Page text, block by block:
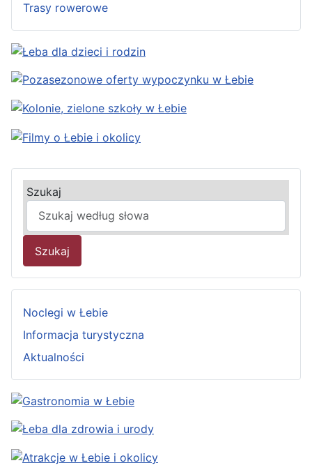
Szukaj
Szukaj
Noclegi w Łebie
Informacja turystyczna
Aktualności
Trasy rowerowe